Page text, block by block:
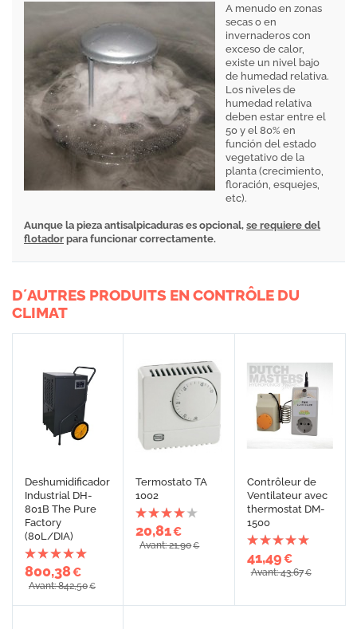
A menudo en zonas
secas o en
invernaderos con
exceso de calor,
existe un nivel bajo
de humedad relativa.
Los niveles de
humedad relativa
deben estar entre el
50 y el 80% en
función del estado
vegetativo de la
planta (crecimiento,
floración, esquejes,
etc).
Aunque la pieza antisalpicaduras es opcional, se requiere del
flotador para funcionar correctamente.
D´AUTRES PRODUITS EN CONTRÔLE DU
CLIMAT
Deshumidificador
Industrial DH-
801B The Pure
Factory
(80L/DIA)
800,38€
Avant: 842,50€
Termostato TA
1002
20,81€
Avant: 21,90€
Contrôleur de
Ventilateur avec
thermostat DM-
1500
41,49€
Avant: 43,67€